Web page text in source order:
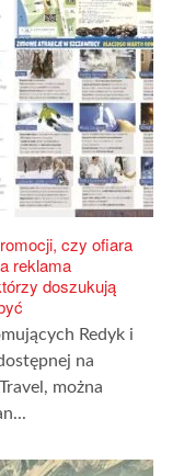
czy ofiara
reklama
doszukują
Redyk i
na
można